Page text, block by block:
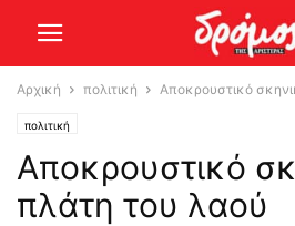
Αρχική πολιτική Αποκρουστικό
πολιτική
Αποκρουστικό
πλάτη του λαού